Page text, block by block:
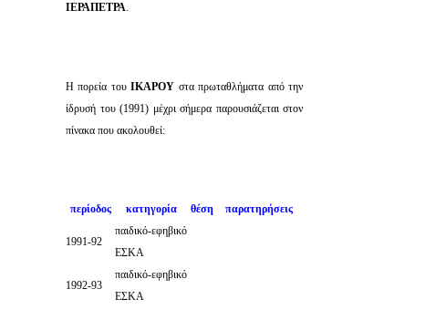
ΙΕΡΑΠΕΤΡΑ.
Η πορεία τουΙΚΑΡΟΥ στα πρωταθλήματα από την
ίδρυσή του (1991) μέχρι σήμερα παρουσιάζεται στον
πίνακα που ακολουθεί:
περίοδος κατηγορία θέση παρατηρήσεις
1991-92
παιδικό-εφηβικό
ΕΣΚΑ
1992-93
παιδικό-εφηβικό
ΕΣΚΑ